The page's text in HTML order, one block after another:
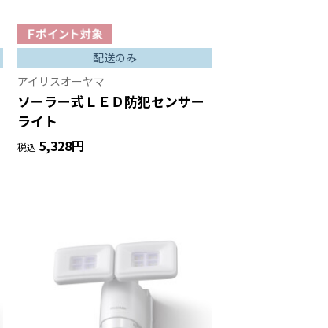
配送のみ
アイリスオーヤマ
ソーラー式ＬＥＤ防犯センサー
ライト
税込 5,328円